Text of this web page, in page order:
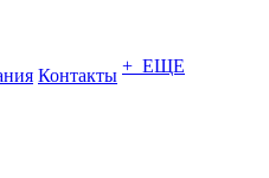
Контакты + ЕЩЕ